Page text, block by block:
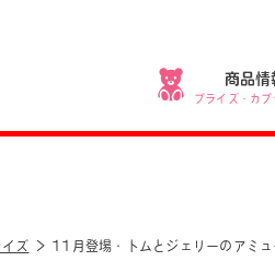
商品情
プライズ・カプ
イズ 11月登場・トムとジェリーのアミ